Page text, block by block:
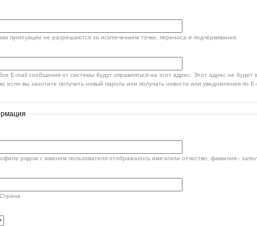
пунктуации не разрешаются за исключением точки, переноса и подчёркивания.
будут оправляться на этот адрес. Этот адрес не будет выложен в открытый доступ и
если вы захотите получить новый пароль или получать новости или уведомления по E-
рядом с именем пользователя отображалось имя и/или отчество, фамилия -